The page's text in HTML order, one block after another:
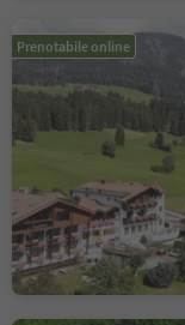
Prenotabile online